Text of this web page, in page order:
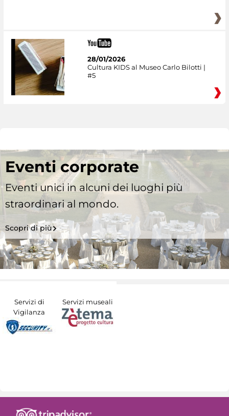
28/01/2026
Cultura KIDS al Museo Carlo Bilotti |
#5
Eventi corporate
Eventi unici in alcuni dei luoghi più
straordinari al mondo.
Scopri di più
Servizi di
Vigilanza
Servizi museali